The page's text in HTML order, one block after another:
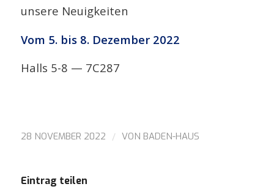
unsere Neuigkeiten
Vom 5. bis 8. Dezember 2022
Halls 5-8 — 7C287
28 NOVEMBER 2022 / VON BADEN-HAUS
Eintrag teilen